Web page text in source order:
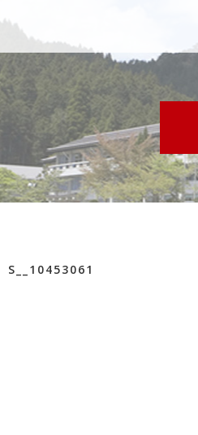
S__10453061